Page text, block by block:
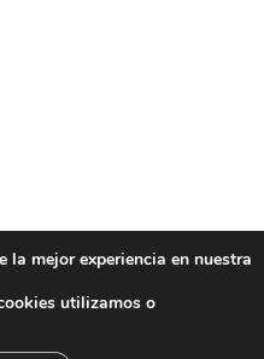
mejor experiencia en nuestra
utilizamos o